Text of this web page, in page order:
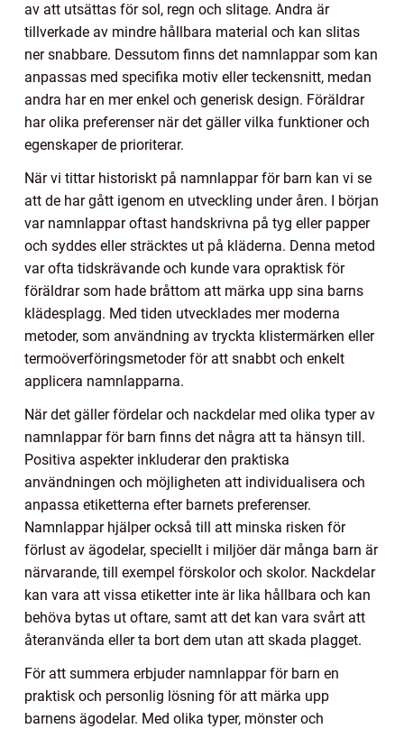
av att utsättas för sol, regn och slitage. Andra är
tillverkade av mindre hållbara material och kan slitas
ner snabbare. Dessutom finns det namnlappar som kan
anpassas med specifika motiv eller teckensnitt, medan
andra har en mer enkel och generisk design. Föräldrar
har olika preferenser när det gäller vilka funktioner och
egenskaper de prioriterar.
När vi tittar historiskt på namnlappar för barn kan vi se
att de har gått igenom en utveckling under åren. I början
var namnlappar oftast handskrivna på tyg eller papper
och syddes eller sträcktes ut på kläderna. Denna metod
var ofta tidskrävande och kunde vara opraktisk för
föräldrar som hade bråttom att märka upp sina barns
klädesplagg. Med tiden utvecklades mer moderna
metoder, som användning av tryckta klistermärken eller
termoöverföringsmetoder för att snabbt och enkelt
applicera namnlapparna.
När det gäller fördelar och nackdelar med olika typer av
namnlappar för barn finns det några att ta hänsyn till.
Positiva aspekter inkluderar den praktiska
användningen och möjligheten att individualisera och
anpassa etiketterna efter barnets preferenser.
Namnlappar hjälper också till att minska risken för
förlust av ägodelar, speciellt i miljöer där många barn är
närvarande, till exempel förskolor och skolor. Nackdelar
kan vara att vissa etiketter inte är lika hållbara och kan
behöva bytas ut oftare, samt att det kan vara svårt att
återanvända eller ta bort dem utan att skada plagget.
För att summera erbjuder namnlappar för barn en
praktisk och personlig lösning för att märka upp
barnens ägodelar. Med olika typer, mönster och